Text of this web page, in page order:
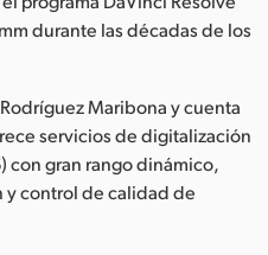
durante las décadas de los
Maribona y cuenta
servicios de digitalización
con gran rango dinámico,
y control de calidad de